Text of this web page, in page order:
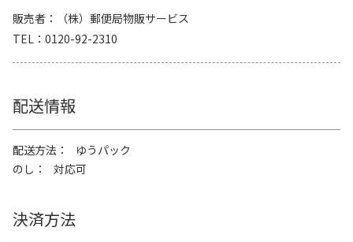
販売者
（株）郵便局物販サービス
TEL
0120-92-2310
配送情報
配送方法
ゆうパック
のし
対応可
決済方法